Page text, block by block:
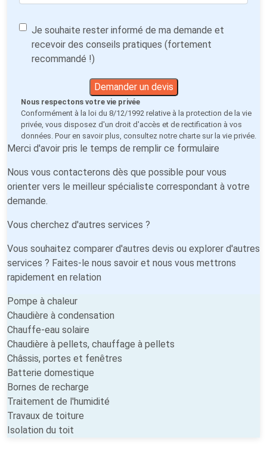
Je souhaite rester informé de ma demande et
recevoir des conseils pratiques (fortement
recommandé !)
Demander un devis
Nous respectons votre vie privée
Conformément à la loi du 8/12/1992 relative à la protection de la vie
privée, vous disposez d'un droit d'accès et de rectification à vos
données. Pour en savoir plus, consultez notre charte sur la vie privée
Merci d'avoir pris le temps de remplir ce formulaire
Nous vous contacterons dès que possible pour vous
orienter vers le meilleur spécialiste correspondant à votre
demande.
Vous cherchez d'autres services ?
Vous souhaitez comparer d'autres devis ou explorer d'autres
services ? Faites-le nous savoir et nous vous mettrons
rapidement en relation
Pompe à chaleur
Chaudière à condensation
Chauffe-eau solaire
Chaudière à pellets, chauffage à pellets
Châssis, portes et fenêtres
Batterie domestique
Bornes de recharge
Traitement de l'humidité
Travaux de toiture
Isolation du toit